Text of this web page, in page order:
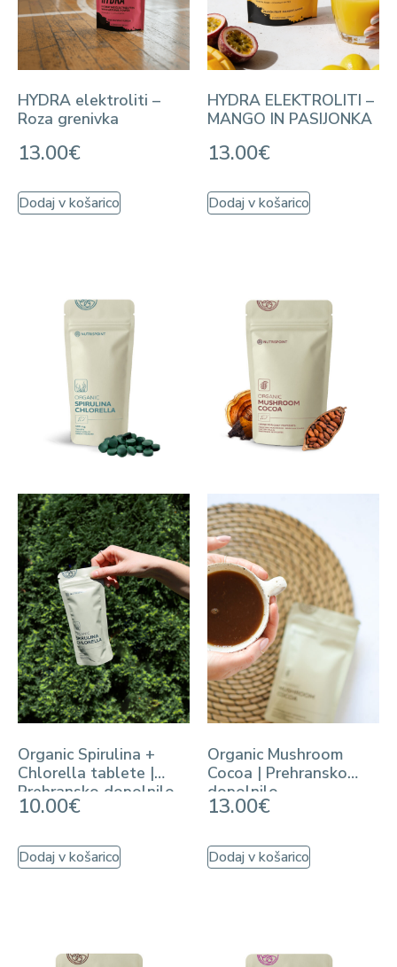
HYDRA elektroliti –
Roza grenivka
13.00€
Dodaj v košarico
HYDRA ELEKTROLITI –
MANGO IN PASIJONKA
13.00€
Dodaj v košarico
Organic Spirulina +
Chlorella tablete |
Prehransko dopolnilo
10.00€
Dodaj v košarico
Organic Mushroom
Cocoa | Prehransko
dopolnilo
13.00€
Dodaj v košarico